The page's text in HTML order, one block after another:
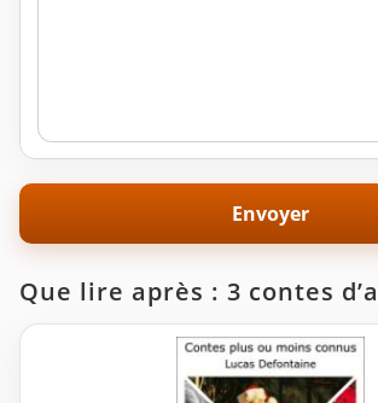
Que lire après : 3 contes